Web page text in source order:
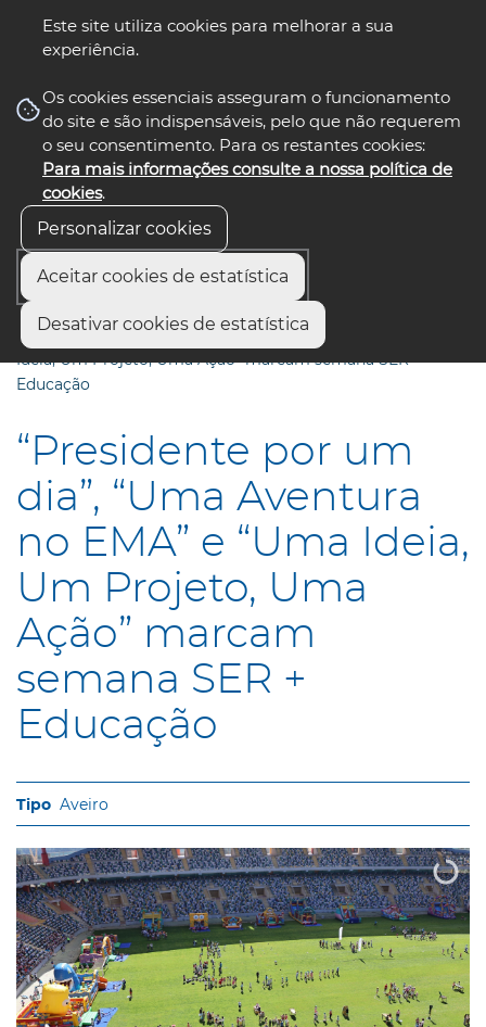
Este site utiliza cookies para melhorar a sua
experiência.
Os cookies essenciais asseguram o funcionamento
do site e são indispensáveis, pelo que não requerem
o seu consentimento. Para os restantes cookies:
Para mais informações consulte a nossa política de
cookies.
Personalizar cookies
Aceitar cookies de estatística
Desativar cookies de estatística
nos select language
Início
“Presidente por um dia”, “Uma Aventura no EMA” e “Uma
Ideia, Um Projeto, Uma Ação” marcam semana SER +
Educação
“Presidente por um
dia”, “Uma Aventura
no EMA” e “Uma Ideia,
Um Projeto, Uma
Ação” marcam
semana SER +
Educação
Aveiro